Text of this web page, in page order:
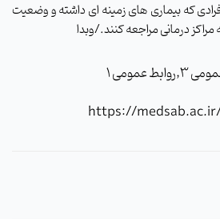
که بیماری های زمینه ای داشته و وضعیت
درمانی مراجعه کنند./وبدا
عمومی 1
https://